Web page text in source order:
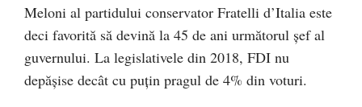
Meloni al partidului conservator Fratelli d’Italia este
deci favorită să devină la 45 de ani următorul şef al
guvernului. La legislativele din 2018, FDI nu
depăşise decât cu puţin pragul de 4% din voturi.